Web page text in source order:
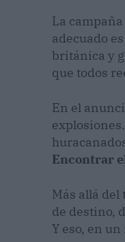
La
adecuado
británica y
que todos
En el
Encontrar
Más allá del
de destino,
Y eso, en